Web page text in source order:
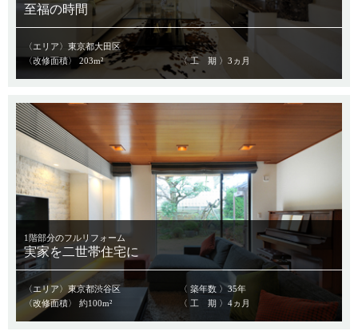
至福の時間
〈エリア〉東京都大田区
〈改修面積〉 203m²
〈 工 期 〉3ヵ月
1階部分のフルリフォーム
実家を二世帯住宅に
〈エリア〉東京都渋谷区
〈改修面積〉 約100m²
〈 築年数 〉35年
〈 工 期 〉4ヵ月